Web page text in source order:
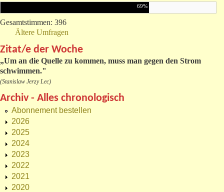
69%
Gesamtstimmen: 396
Ältere Umfragen
Zitat/e der Woche
„Um an die Quelle zu kommen, muss man gegen den Strom
schwimmen."
(Stanislaw Jerzy Lec)
Archiv - Alles chronologisch
Abonnement bestellen
2026
2025
2024
2023
2022
2021
2020